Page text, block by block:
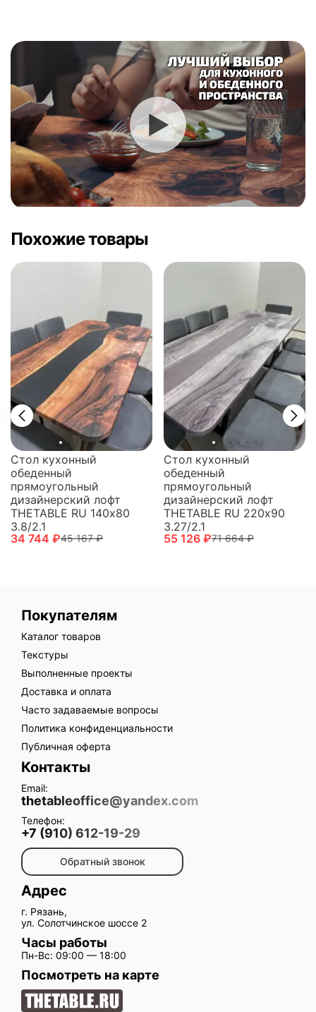
Похожие товары
Стол кухонный
обеденный
прямоугольный
дизайнерский лофт
THETABLE RU 140х80
3.8/2.1
34 744 ₽45 167 ₽
Стол кухонный
обеденный
прямоугольный
дизайнерский лофт
THETABLE RU 220х90
3.27/2.1
55 126 ₽71 664 ₽
Покупателям
Каталог товаров
Текстуры
Выполненные проекты
Доставка и оплата
Часто задаваемые вопросы
Политика конфиденциальности
Публичная оферта
Контакты
Email:
thetableoffice@yandex.com
Телефон:
+7 (910) 612-19-29
Обратный звонок
Адрес
г. Рязань,
ул. Солотчинское шоссе 2
Часы работы
Пн-Вс: 09:00 — 18:00
Посмотреть на карте